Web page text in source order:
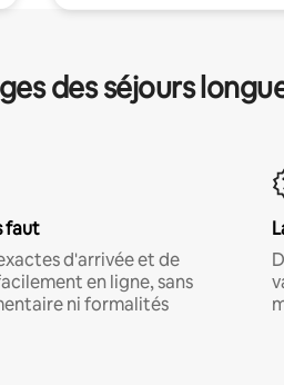
des séjours
faut
d'arrivée et de
en ligne, sans
ni formalités